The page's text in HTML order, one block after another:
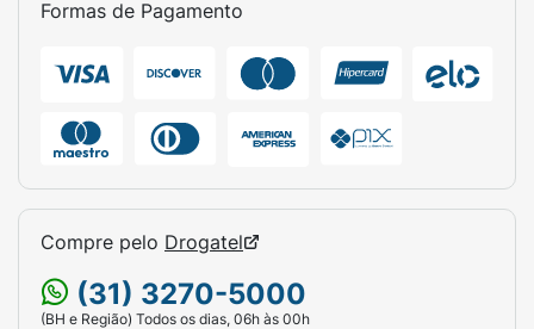
Formas de Pagamento
Compre pelo Drogatel
(31) 3270-5000
(BH e Região) Todos os dias, 06h às 00h